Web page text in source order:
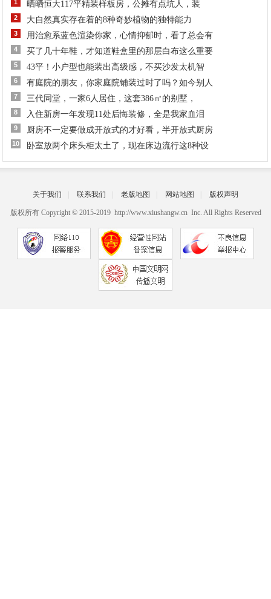
1 晒晒恒大117平精装样板房，公摊有点坑人，装
2 大自然真实存在着的8种奇妙植物的独特能力
3 用治愈系蓝色渲染你家，心情抑郁时，看了总会有
4 买了几十年鞋，才知道鞋盒里的那层白布这么重要
5 43平！小户型也能装出高级感，不买沙发太机智
6 有庭院的朋友，你家庭院铺装过时了吗？如今别人
7 三代同堂，一家6人居住，这套386㎡的别墅，
8 入住新房一年发现11处后悔装修，全是我家血泪
9 厨房不一定要做成开放式的才好看，半开放式厨房
10 卧室放两个床头柜太土了，现在床边流行这8种设
关于我们 联系我们 老版地图 网站地图 版权声明
版权所有 Copyright © 2015-2019 http://www.xiushangw.cn Inc. All Rights Reserved